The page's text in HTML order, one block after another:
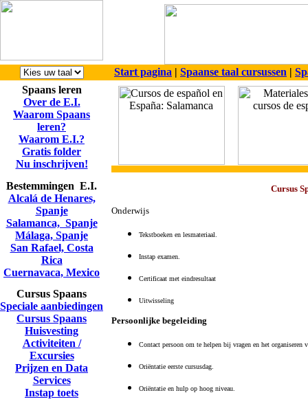
Start pagina | Spaanse taal cursussen |
Spaans leren
Over de E.I.
Waarom Spaans
leren?
Waarom E.I.?
Gratis folder
Nu inschrijven!
Bestemmingen E.I.
Alcalá de Henares,
Spanje
Salamanca, Spanje
Málaga, Spanje
San Rafael, Costa
Rica
Cuernavaca, Mexico
Cursus Spaans
Speciale aanbiedingen
Cursus Spaans
Huisvesting
Activiteiten /
Excursies
Prijzen en Data
Services
Instap toets
Cursus
Onderwijs
Tekstboeken en lesmateriaal.
Instap examen
Certificaat met eindresultaat
Uitwisseling
Persoonlijke begeleiding
Contact persoon om te helpen bij vragen en het organiseren
Oriëntatie eerste cursusdag.
Oriëntatie en hulp op hoog niveau.